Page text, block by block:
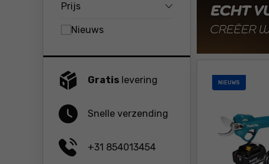
Prijs
Nieuws
Gratis levering
Snelle verzending
+31 854013454
NIEUWS